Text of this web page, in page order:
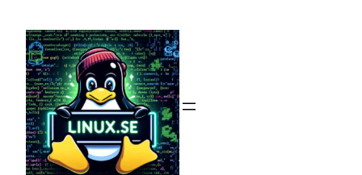
innehåll